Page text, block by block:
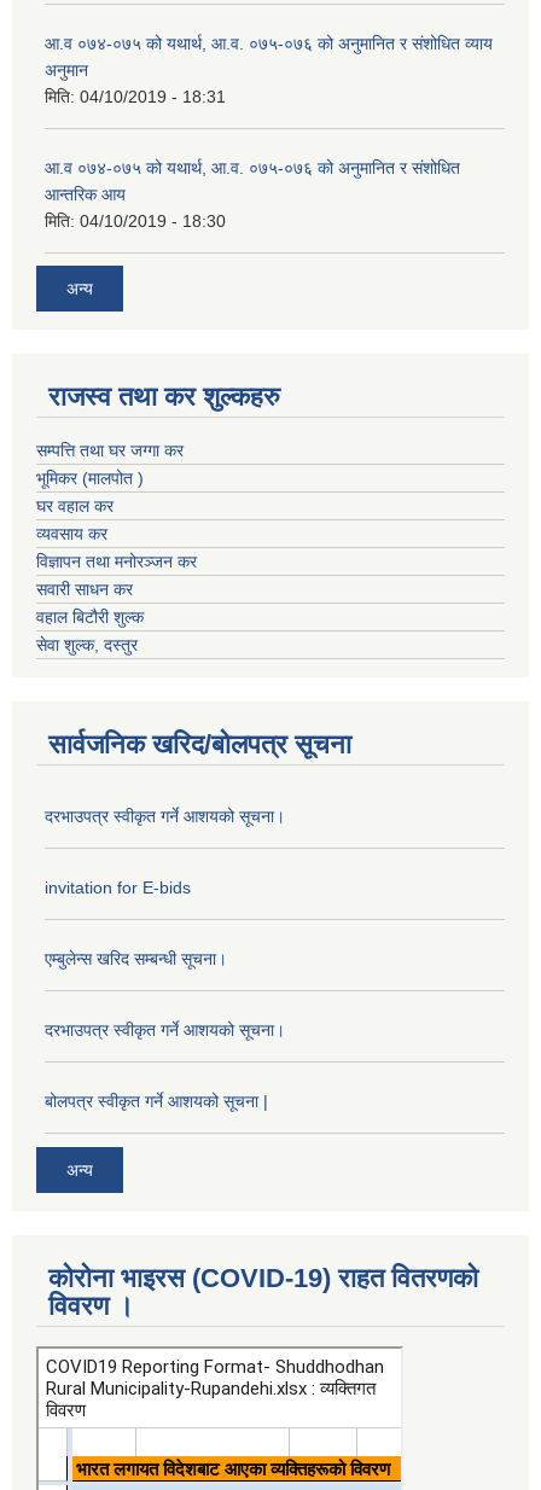
आ.व ०७४-०७५ को यथार्थ, आ.व. ०७५-०७६ को अनुमानित र संशोधित व्याय
अनुमान
मिति: 04/10/2019 - 18:31
आ.व ०७४-०७५ को यथार्थ, आ.व. ०७५-०७६ को अनुमानित र संशोधित
आन्तरिक आय
मिति: 04/10/2019 - 18:30
अन्य
राजस्व तथा कर शुल्कहरु
सम्पत्ति तथा घर जग्गा कर
भूमिकर (मालपोत )
घर वहाल कर
व्यवसाय कर
विज्ञापन तथा मनोरञ्जन कर
सवारी साधन कर
वहाल बिटौरी शुल्क
सेवा शुल्क, दस्तुर
सार्वजनिक खरिद/बोलपत्र सूचना
दरभाउपत्र स्वीकृत गर्ने आशयको सूचना।
invitation for E-bids
एम्बुलेन्स खरिद सम्बन्धी सूचना।
दरभाउपत्र स्वीकृत गर्ने आशयको सूचना।
बोलपत्र स्वीकृत गर्ने आशयको सूचना |
अन्य
कोरोना भाइरस (COVID-19) राहत वितरणको
विवरण ।